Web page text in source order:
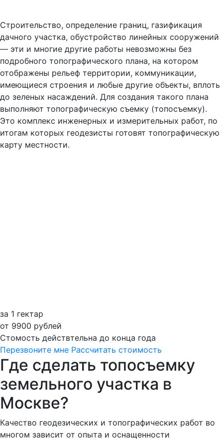
Строительство, определение границ, газификация
дачного участка, обустройство линейных сооружений
— эти и многие другие работы невозможны без
подробного топографического плана, на котором
отображены рельеф территории, коммуникации,
имеющиеся строения и любые другие объекты, вплоть
до зеленых насаждений. Для создания такого плана
выполняют топографическую съемку (топосъемку).
Это комплекс инженерных и измерительных работ, по
итогам которых геодезисты готовят топографическую
карту местности.
за 1 гектар
от 9900 рублей
Стомость действтельна до конца года
Перезвоните мне Рассчитать стоимость
Где сделать топосъемку
земельного участка в
Москве?
Качество геодезических и топографических работ во
многом зависит от опыта и оснащенности